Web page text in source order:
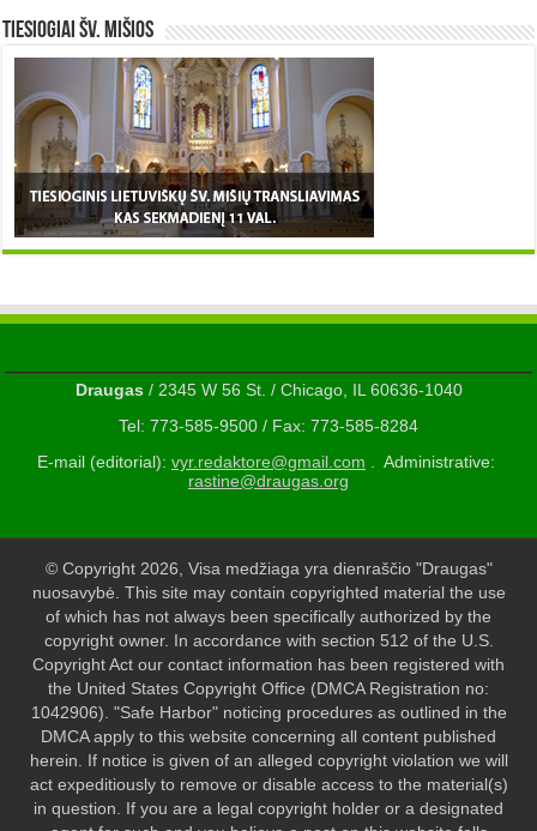
TIESIOGIAI šv. MIŠIOS
Draugas/ 2345 W 56 St. / Chicago, IL 60636-1040
Tel: 773-585-9500 / Fax: 773-585-8284
E-mail (editorial): vyr.redaktore@gmail.com . Administrative:
rastine@draugas.org
© Copyright 2026, Visa medžiaga yra dienraščio "Draugas"
nuosavybė. This site may contain copyrighted material the use
of which has not always been specifically authorized by the
copyright owner. In accordance with section 512 of the U.S.
Copyright Act our contact information has been registered with
the United States Copyright Office (DMCA Registration no:
1042906). "Safe Harbor" noticing procedures as outlined in the
DMCA apply to this website concerning all content published
herein. If notice is given of an alleged copyright violation we will
act expeditiously to remove or disable access to the material(s)
in question. If you are a legal copyright holder or a designated